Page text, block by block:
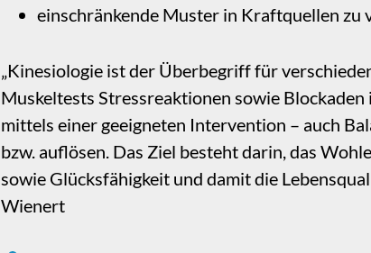
einschränkende Muster in Kraftquellen zu
„Kinesiologie ist der Überbegriff für
Muskeltests Stressreaktionen sowie
mittels einer geeigneten Intervention – auch
bzw. auflösen. Das Ziel besteht darin, das
sowie Glücksfähigkeit und damit die
Wienert